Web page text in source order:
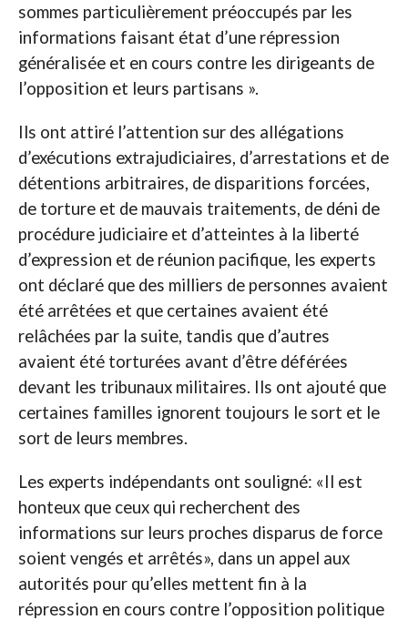
sommes particulièrement préoccupés par les
informations faisant état d’une répression
généralisée et en cours contre les dirigeants de
l’opposition et leurs partisans ».
Ils ont attiré l’attention sur des allégations
d’exécutions extrajudiciaires, d’arrestations et de
détentions arbitraires, de disparitions forcées,
de torture et de mauvais traitements, de déni de
procédure judiciaire et d’atteintes à la liberté
d’expression et de réunion pacifique, les experts
ont déclaré que des milliers de personnes avaient
été arrêtées et que certaines avaient été
relâchées par la suite, tandis que d’autres
avaient été torturées avant d’être déférées
devant les tribunaux militaires. Ils ont ajouté que
certaines familles ignorent toujours le sort et le
sort de leurs membres.
Les experts indépendants ont souligné: «Il est
honteux que ceux qui recherchent des
informations sur leurs proches disparus de force
soient vengés et arrêtés», dans un appel aux
autorités pour qu’elles mettent fin à la
répression en cours contre l’opposition politique